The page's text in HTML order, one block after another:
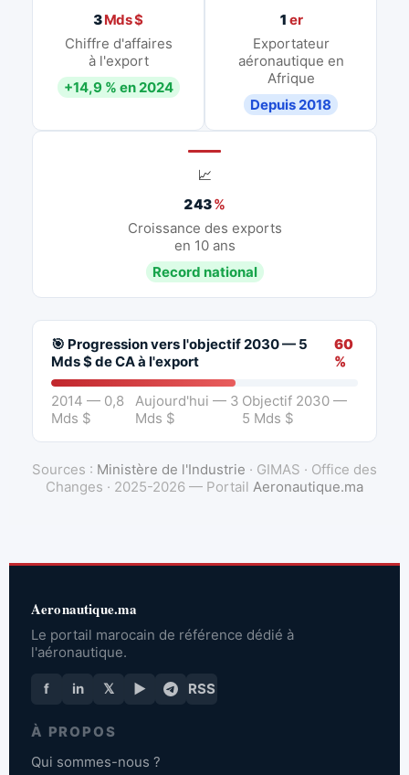
3Mds $
Chiffre d'affaires
à l'export
+14,9 % en 2024
1 er
Exportateur
aéronautique en
Afrique
Depuis 2018
📈
243%
Croissance des exports
en 10 ans
Record national
🎯 Progression vers l'objectif 2030 — 5
Mds $ de CA à l'export
60
%
2014 — 0,8
Mds $
Aujourd'hui — 3
Mds $
Objectif 2030 —
5 Mds $
Sources : Ministère de l'Industrie · GIMAS · Office des
Changes · 2025-2026 — Portail Aeronautique.ma
Aeronautique.ma
Le portail marocain de référence dédié à
l'aéronautique.
f in 𝕏 ▶ RSS
À PROPOS
Qui sommes-nous ?